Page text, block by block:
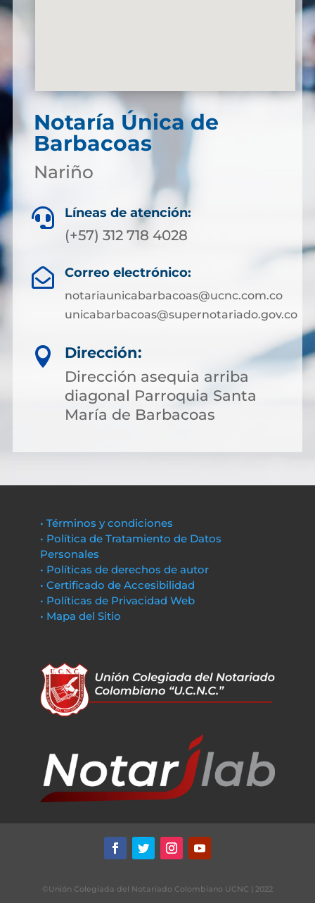
Notaría Única de
Barbacoas
Nariño
 Líneas de atención:
(+57) 312 718 4028
 Correo electrónico:
notariaunicabarbacoas@ucnc.com.co
unicabarbacoas@supernotariado.gov.co

Dirección:
Dirección asequia arriba
diagonal Parroquia Santa
María de Barbacoas
• Términos y condiciones
• Política de Tratamiento de Datos
Personales
• Políticas de derechos de autor
• Certificado de Accesibilidad
• Políticas de Privacidad Web
• Mapa del Sitio
©Unión Colegiada del Notariado Colombiano UCNC | 2022